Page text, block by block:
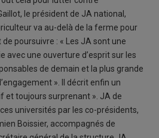
le président de JA national,
va au-delà de la ferme pour
poursuivre : « Les JA sont une
avec une ouverture d’esprit sur les
de demain et la plus grande
». Il décrit enfin un
et toujours surprenant ». JA de
universités par les co-présidents,
Boissier, accompagnés de